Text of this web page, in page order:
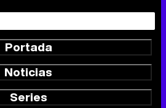
Portada
Noticias
Series